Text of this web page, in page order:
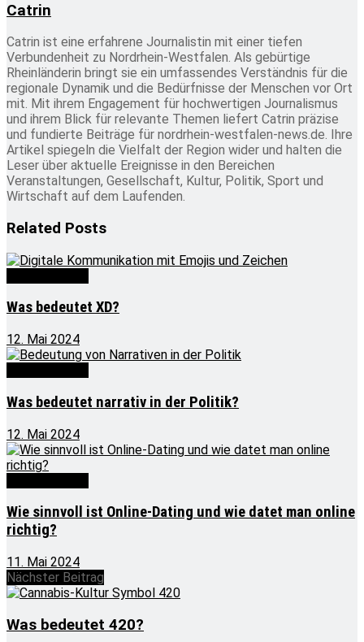
Catrin
Catrin ist eine erfahrene Journalistin mit einer tiefen
Verbundenheit zu Nordrhein-Westfalen. Als gebürtige
Rheinländerin bringt sie ein umfassendes Verständnis für die
regionale Dynamik und die Bedürfnisse der Menschen vor Ort
mit. Mit ihrem Engagement für hochwertigen Journalismus
und ihrem Blick für relevante Themen liefert Catrin präzise
und fundierte Beiträge für nordrhein-westfalen-news.de. Ihre
Artikel spiegeln die Vielfalt der Region wider und halten die
Leser über aktuelle Ereignisse in den Bereichen
Veranstaltungen, Gesellschaft, Kultur, Politik, Sport und
Wirtschaft auf dem Laufenden.
Related Posts
Was bedeutet XD?
12. Mai 2024
Was bedeutet narrativ in der Politik?
12. Mai 2024
Wie sinnvoll ist Online-Dating und wie datet man online
richtig?
11. Mai 2024
Nächster Beitrag
Was bedeutet 420?